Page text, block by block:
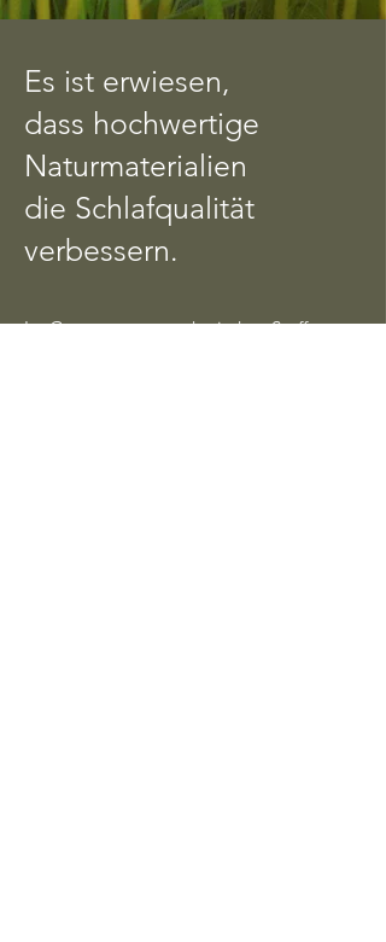
Es ist erwiesen,
dass hochwertige
Naturmaterialien
die Schlafqualität
verbessern.
Im Gegensatz zu synthetischen Stoffen